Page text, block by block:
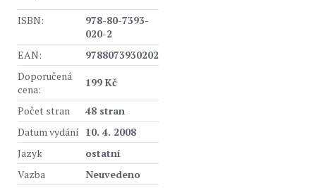
ISBN:
978-80-7393-
020-2
EAN:
9788073930202
Doporučená
cena:
199 Kč
Počet stran
48 stran
Datum vydání 10. 4. 2008
Jazyk
ostatní
Vazba
Neuvedeno